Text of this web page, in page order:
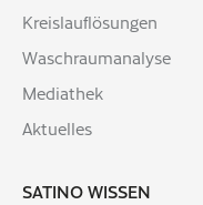
Kreislauflösungen
Waschraumanalyse
Mediathek
Aktuelles
SATINO WISSEN